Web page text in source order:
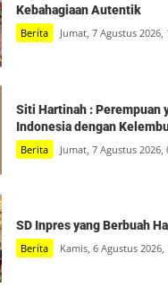
Kebahagiaan Autentik
Berita Jumat, 7 Agustus 2026,
Siti Hartinah : Perempuan
Indonesia dengan
Berita Jumat, 7 Agustus 2026,
SD Inpres yang Berbuah
Berita Kamis, 6 Agustus 2026,